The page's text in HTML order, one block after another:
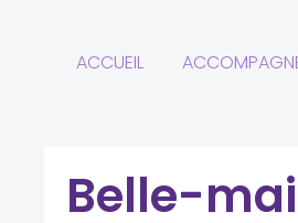
ACCUEIL
Belle-